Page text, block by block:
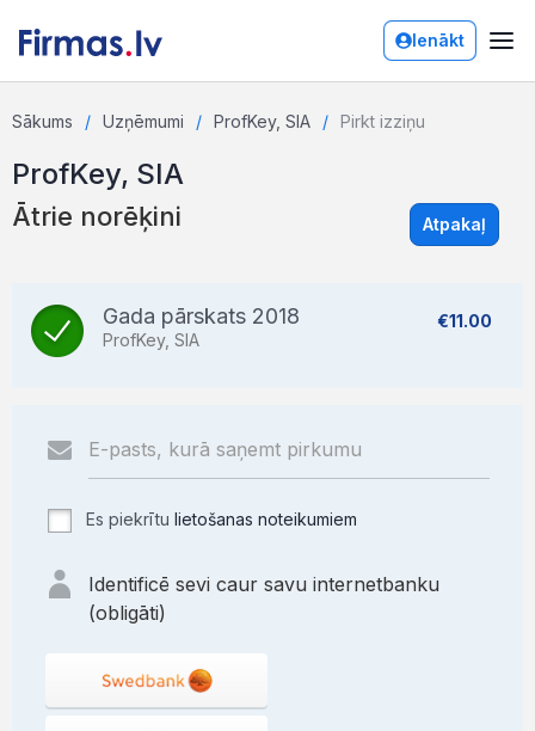
Ienākt
Sākums Uzņēmumi ProfKey, SIA Pirkt izziņu
ProfKey, SIA
Ātrie norēķini Atpakaļ
Gada pārskats 2018
ProfKey, SIA
€11.00
Es piekrītu lietošanas noteikumiem
Identificē sevi caur savu internetbanku
(obligāti)